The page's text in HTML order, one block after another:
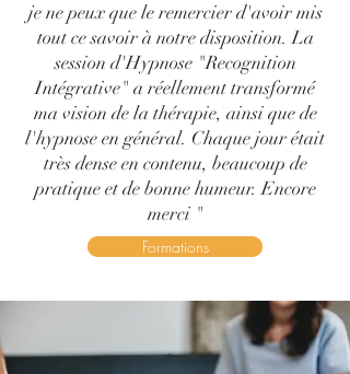
je ne peux que le remercier d'avoir mis
tout ce savoir à notre disposition. La
session d'Hypnose "Recognition
Intégrative" a réellement transformé
ma vision de la thérapie, ainsi que de
l'hypnose en général. Chaque jour était
très dense en contenu, beaucoup de
pratique et de bonne humeur. Encore
merci "
Formations